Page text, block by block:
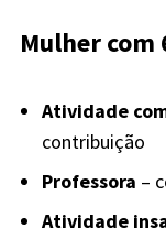
Mulher com
Atividade
contribuição
Professora –
Atividade